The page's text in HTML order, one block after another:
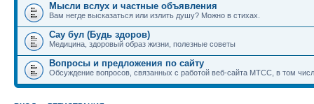
Мысли вслух и частные объявления
Вам негде высказаться или излить душу? Можно в стихах.
Сау бул (Будь здоров)
Медицина, здоровый образ жизни, полезные советы
Вопросы и предложения по сайту
Обсуждение вопросов, связанных с работой веб-сайта МТСС, в том